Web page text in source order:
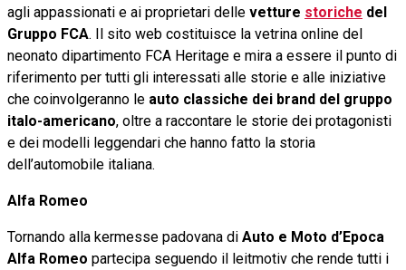
agli appassionati e ai proprietari delle vetture storiche del
Gruppo FCA. Il sito web costituisce la vetrina online del
neonato dipartimento FCA Heritage e mira a essere il punto di
riferimento per tutti gli interessati alle storie e alle iniziative
che coinvolgeranno le auto classiche dei brand del gruppo
italo-americano, oltre a raccontare le storie dei protagonisti
e dei modelli leggendari che hanno fatto la storia
dell’automobile italiana.
Alfa Romeo
Tornando alla kermesse padovana di Auto e Moto d’Epoca
Alfa Romeo partecipa seguendo il leitmotiv che rende tutti i